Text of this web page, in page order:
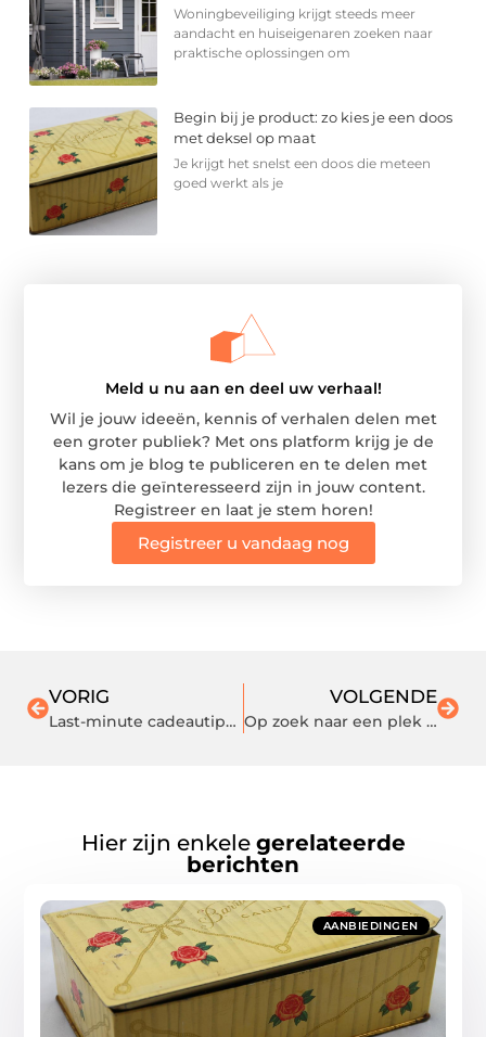
Woningbeveiliging krijgt steeds meer
aandacht en huiseigenaren zoeken naar
praktische oplossingen om
Begin bij je product: zo kies je een doos
met deksel op maat
Je krijgt het snelst een doos die meteen
goed werkt als je
Meld u nu aan en deel uw verhaal!
Wil je jouw ideeën, kennis of verhalen delen met
een groter publiek? Met ons platform krijg je de
kans om je blog te publiceren en te delen met
lezers die geïnteresseerd zijn in jouw content.
Registreer en laat je stem horen!
Registreer u vandaag nog
VORIG
Last-minute cadeautips voor een jarige job!
VOLGENDE
Op zoek naar een plek om te overnachten? Lees gauw verder!
Hier zijn enkele gerelateerde
berichten
AANBIEDINGEN